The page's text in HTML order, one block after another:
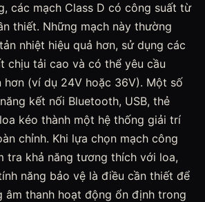
các mạch Class D có công suất từ
thiết. Những mạch này thường
nhiệt hiệu quả hơn, sử dụng các
chịu tải cao và có thể yêu cầu
hơn (ví dụ 24V hoặc 36V). Một số
kết nối Bluetooth, USB, thẻ
kéo thành một hệ thống giải trí
chỉnh. Khi lựa chọn mạch công
tra khả năng tương thích với loa,
năng bảo vệ là điều cần thiết để
âm thanh hoạt động ổn định trong